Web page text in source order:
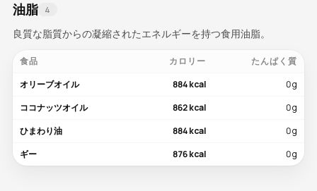
油脂 4
良質な脂質からの凝縮されたエネルギーを持つ食用油脂。
食品 カロリー
たんぱく質
オリーブオイル
884 kcal
0 g
ココナッツオイル
862 kcal
0 g
ひまわり油
884 kcal
0 g
ギー
876 kcal 0 g